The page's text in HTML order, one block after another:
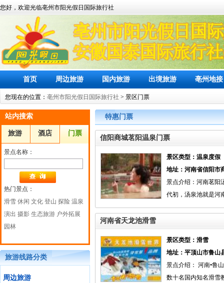
您好，欢迎光临亳州市阳光假日国际旅行社
首页 周边旅游 国内旅游 出境旅游 亳州地接
您现在的位置： 亳州市阳光假日国际旅行社 > 景区门票
站内搜索
旅游 酒店 门票
景点名称：
热门景点：
滑雪 休闲 文化 登山 探险 温泉
演出 摄影 生态旅游 户外拓展
园林
旅游线路分类
周边旅游
特惠门票
信阳商城茗阳温泉门票
景区类型：温泉度假
地址：河南省信阳市
景点介绍：河南茗阳
代初，汤泉池就是
河南省天龙池滑雪
景区类型：滑雪
地址：平顶山市鲁山
景点介绍： 河南•鲁
数十名国内知名滑